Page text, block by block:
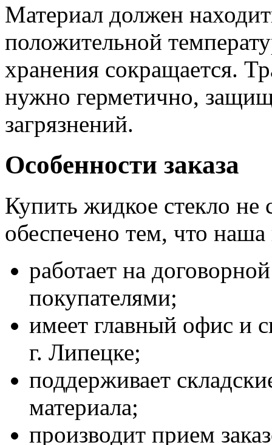
Материал должен
положительной
хранения сокращается.
нужно герметично,
загрязнений.
Особенности заказа
Купить жидкое стекло не
обеспечено тем, что
работает на
покупателями;
имеет главный офис и
г. Липецке;
поддерживает
материала;
производит прием